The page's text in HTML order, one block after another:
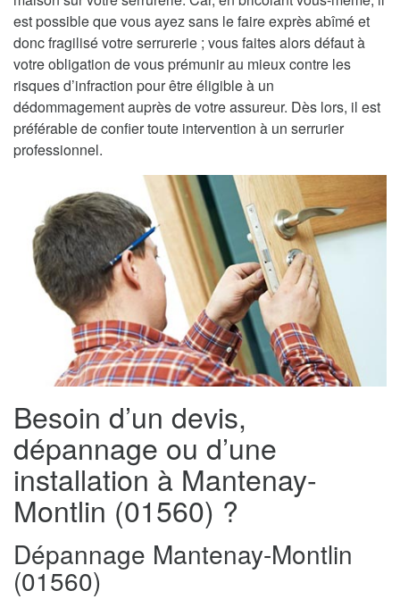
est possible que vous ayez sans le faire exprès abîmé et
donc fragilisé votre serrurerie ; vous faites alors défaut à
votre obligation de vous prémunir au mieux contre les
risques d’infraction pour être éligible à un
dédommagement auprès de votre assureur. Dès lors, il est
préférable de confier toute intervention à un serrurier
professionnel.
Besoin d’un devis,
dépannage ou d’une
installation à Mantenay-
Montlin (01560) ?
Dépannage Mantenay-Montlin
(01560)